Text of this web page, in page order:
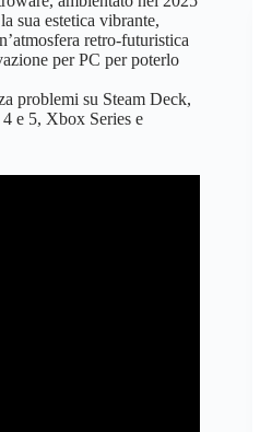
sua estetica vibrante,
retro-futuristica
per PC per poterlo
problemi su Steam Deck,
e 5, Xbox Series e